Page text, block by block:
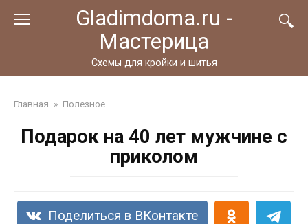
Gladimdoma.ru -
Мастерица
Схемы для кройки и шитья
Главная » Полезное
Подарок на 40 лет мужчине с
приколом
Поделиться в ВКонтакте